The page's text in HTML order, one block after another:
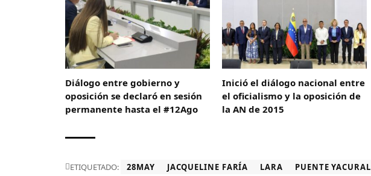
Diálogo entre gobierno y
oposición se declaró en sesión
permanente hasta el #12Ago
Inició el diálogo nacional entre
el oficialismo y la oposición de
la AN de 2015
ETIQUETADO: 28MAY JACQUELINE FARÍA LARA PUENTE YACURAL